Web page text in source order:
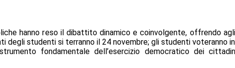
hanno reso il dibattito dinamico e coinvolgente, offrendo
degli studenti si terranno il 24 novembre; gli studenti voteranno
fondamentale dell’esercizio democratico dei